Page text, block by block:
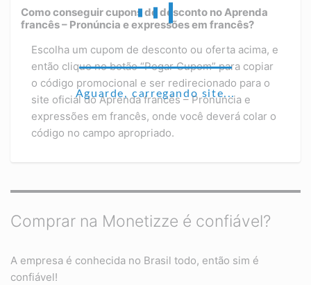
Aguarde, carregando site...
Como conseguir cupons de desconto no Aprenda
francês – Pronúncia e expressões em francês?
Escolha um cupom de desconto ou oferta acima, e
então clique no botão “Pegar Cupom” para copiar
o código promocional e ser redirecionado para o
site oficial do Aprenda francês – Pronúncia e
expressões em francês, onde você deverá colar o
código no campo apropriado.
Comprar na Monetizze é confiável?
A empresa é conhecida no Brasil todo, então sim é
confiável!